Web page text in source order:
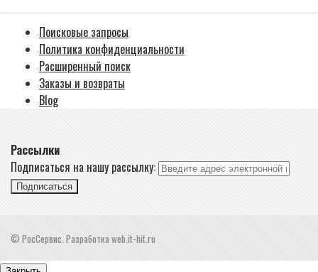
Поисковые запросы
Политика конфиденциальности
Расширенный поиск
Заказы и возвраты
Blog
Рассылки
Подписаться на нашу рассылку:
Подписаться
© РосСервис. Разработка web.it-hit.ru